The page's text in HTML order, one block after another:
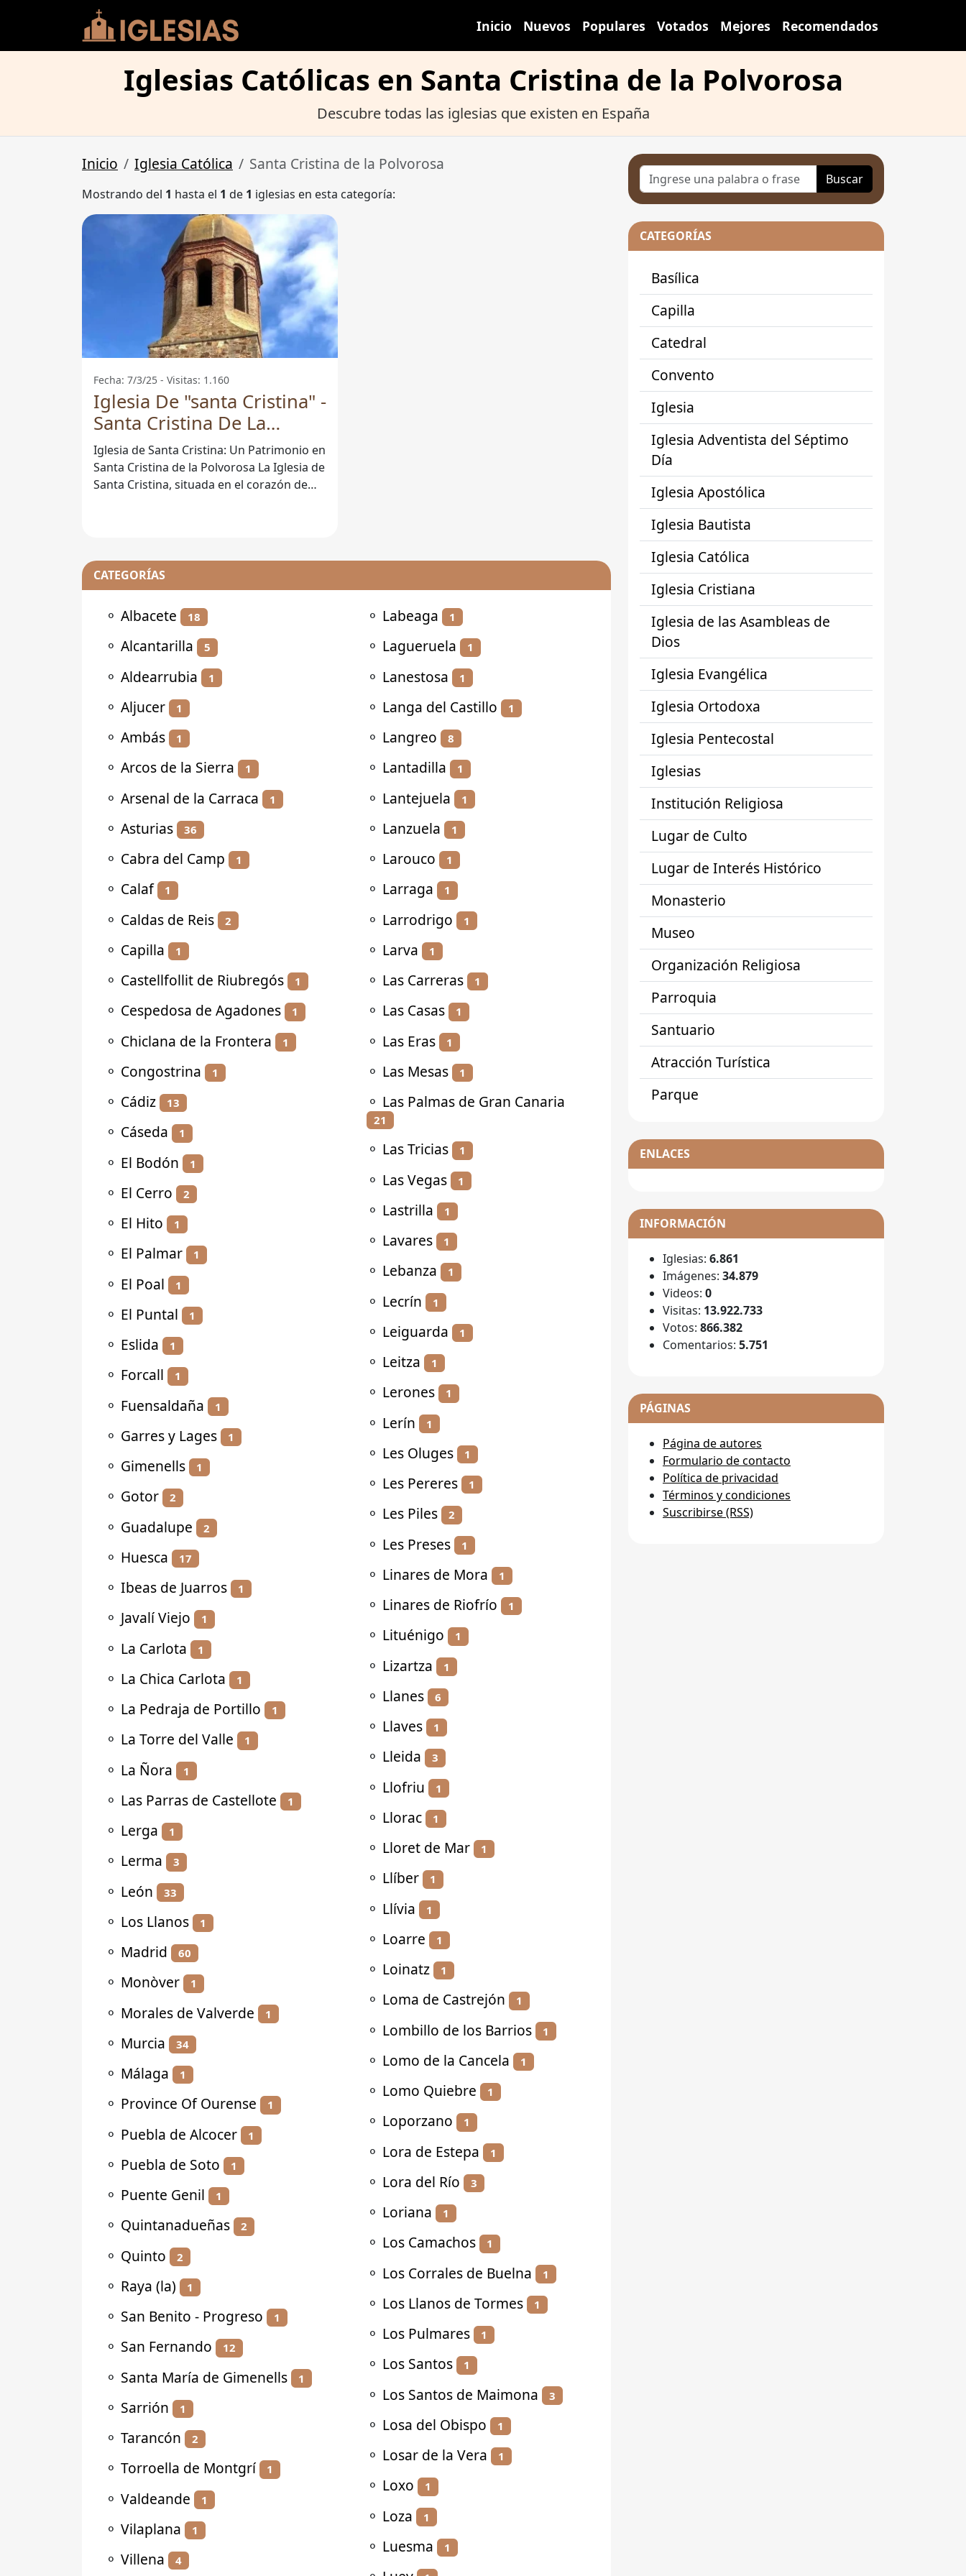
Inicio Nuevos Populares Votados Mejores Recomendados
Iglesias Católicas en Santa Cristina de la Polvorosa
Descubre todas las iglesias que existen en España
Inicio Iglesia Católica Santa Cristina de la Polvorosa
Mostrando del 1 hasta el 1 de 1 iglesias en esta categoría:
Fecha: 7/3/25 - Visitas: 1.160
Iglesia De "santa Cristina" -
Santa Cristina De La
Polvorosa
Iglesia de Santa Cristina: Un Patrimonio en
Santa Cristina de la Polvorosa La Iglesia de
Santa Cristina, situada en el corazón de
CATEGORÍAS
⚬ Albacete 18
⚬ Alcantarilla 5
⚬ Aldearrubia 1
⚬ Aljucer 1
⚬ Ambás 1
⚬ Arcos de la Sierra 1
⚬ Arsenal de la Carraca 1
⚬ Asturias 36
⚬ Cabra del Camp 1
⚬ Calaf 1
⚬ Caldas de Reis 2
⚬ Capilla 1
⚬ Castellfollit de Riubregós 1
⚬ Cespedosa de Agadones 1
⚬ Chiclana de la Frontera 1
⚬ Congostrina 1
⚬ Cádiz 13
⚬ Cáseda 1
⚬ El Bodón 1
⚬ El Cerro 2
⚬ El Hito 1
⚬ El Palmar 1
⚬ El Poal 1
⚬ El Puntal 1
⚬ Eslida 1
⚬ Forcall 1
⚬ Fuensaldaña 1
⚬ Garres y Lages 1
⚬ Gimenells 1
⚬ Gotor 2
⚬ Guadalupe 2
⚬ Huesca 17
⚬ Ibeas de Juarros 1
⚬ Javalí Viejo 1
⚬ La Carlota 1
⚬ La Chica Carlota 1
⚬ La Pedraja de Portillo 1
⚬ La Torre del Valle 1
⚬ La Ñora 1
⚬ Las Parras de Castellote 1
⚬ Lerga 1
⚬ Lerma 3
⚬ León 33
⚬ Los Llanos 1
⚬ Madrid 60
⚬ Monòver 1
⚬ Morales de Valverde 1
⚬ Murcia 34
⚬ Málaga 1
⚬ Province Of Ourense 1
⚬ Puebla de Alcocer 1
⚬ Puebla de Soto 1
⚬ Puente Genil 1
⚬ Quintanadueñas 2
⚬ Quinto 2
⚬ Raya (la) 1
⚬ San Benito - Progreso 1
⚬ San Fernando 12
⚬ Santa María de Gimenells 1
⚬ Sarrión 1
⚬ Tarancón 2
⚬ Torroella de Montgrí 1
⚬ Valdeande 1
⚬ Vilaplana 1
⚬ Villena 4
⚬ Labeaga 1
⚬ Lagueruela 1
⚬ Lanestosa 1
⚬ Langa del Castillo 1
⚬ Langreo 8
⚬ Lantadilla 1
⚬ Lantejuela 1
⚬ Lanzuela 1
⚬ Larouco 1
⚬ Larraga 1
⚬ Larrodrigo 1
⚬ Larva 1
⚬ Las Carreras 1
⚬ Las Casas 1
⚬ Las Eras 1
⚬ Las Mesas 1
⚬ Las Palmas de Gran Canaria
21
⚬ Las Tricias 1
⚬ Las Vegas 1
⚬ Lastrilla 1
⚬ Lavares 1
⚬ Lebanza 1
⚬ Lecrín 1
⚬ Leiguarda 1
⚬ Leitza 1
⚬ Lerones 1
⚬ Lerín 1
⚬ Les Oluges 1
⚬ Les Pereres 1
⚬ Les Piles 2
⚬ Les Preses 1
⚬ Linares de Mora 1
⚬ Linares de Riofrío 1
⚬ Lituénigo 1
⚬ Lizartza 1
⚬ Llanes 6
⚬ Llaves 1
⚬ Lleida 3
⚬ Llofriu 1
⚬ Llorac 1
⚬ Lloret de Mar 1
⚬ Llíber 1
⚬ Llívia 1
⚬ Loarre 1
⚬ Loinatz 1
⚬ Loma de Castrejón 1
⚬ Lombillo de los Barrios 1
⚬ Lomo de la Cancela 1
⚬ Lomo Quiebre 1
⚬ Loporzano 1
⚬ Lora de Estepa 1
⚬ Lora del Río 3
⚬ Loriana 1
⚬ Los Camachos 1
⚬ Los Corrales de Buelna 1
⚬ Los Llanos de Tormes 1
⚬ Los Pulmares 1
⚬ Los Santos 1
⚬ Los Santos de Maimona 3
⚬ Losa del Obispo 1
⚬ Losar de la Vera 1
⚬ Loxo 1
⚬ Loza 1
⚬ Luesma 1
Buscar
CATEGORÍAS
Basílica
Capilla
Catedral
Convento
Iglesia
Iglesia Adventista del Séptimo
Día
Iglesia Apostólica
Iglesia Bautista
Iglesia Católica
Iglesia Cristiana
Iglesia de las Asambleas de
Dios
Iglesia Evangélica
Iglesia Ortodoxa
Iglesia Pentecostal
Iglesias
Institución Religiosa
Lugar de Culto
Lugar de Interés Histórico
Monasterio
Museo
Organización Religiosa
Parroquia
Santuario
Atracción Turística
Parque
ENLACES
INFORMACIÓN
Iglesias: 6.861
Imágenes: 34.879
Videos: 0
Visitas: 13.922.733
Votos: 866.382
Comentarios: 5.751
PÁGINAS
Página de autores
Formulario de contacto
Política de privacidad
Términos y condiciones
Suscribirse (RSS)